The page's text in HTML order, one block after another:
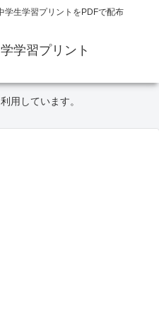
学生学習プリントをPDFで配布
学習プリント
用しています。